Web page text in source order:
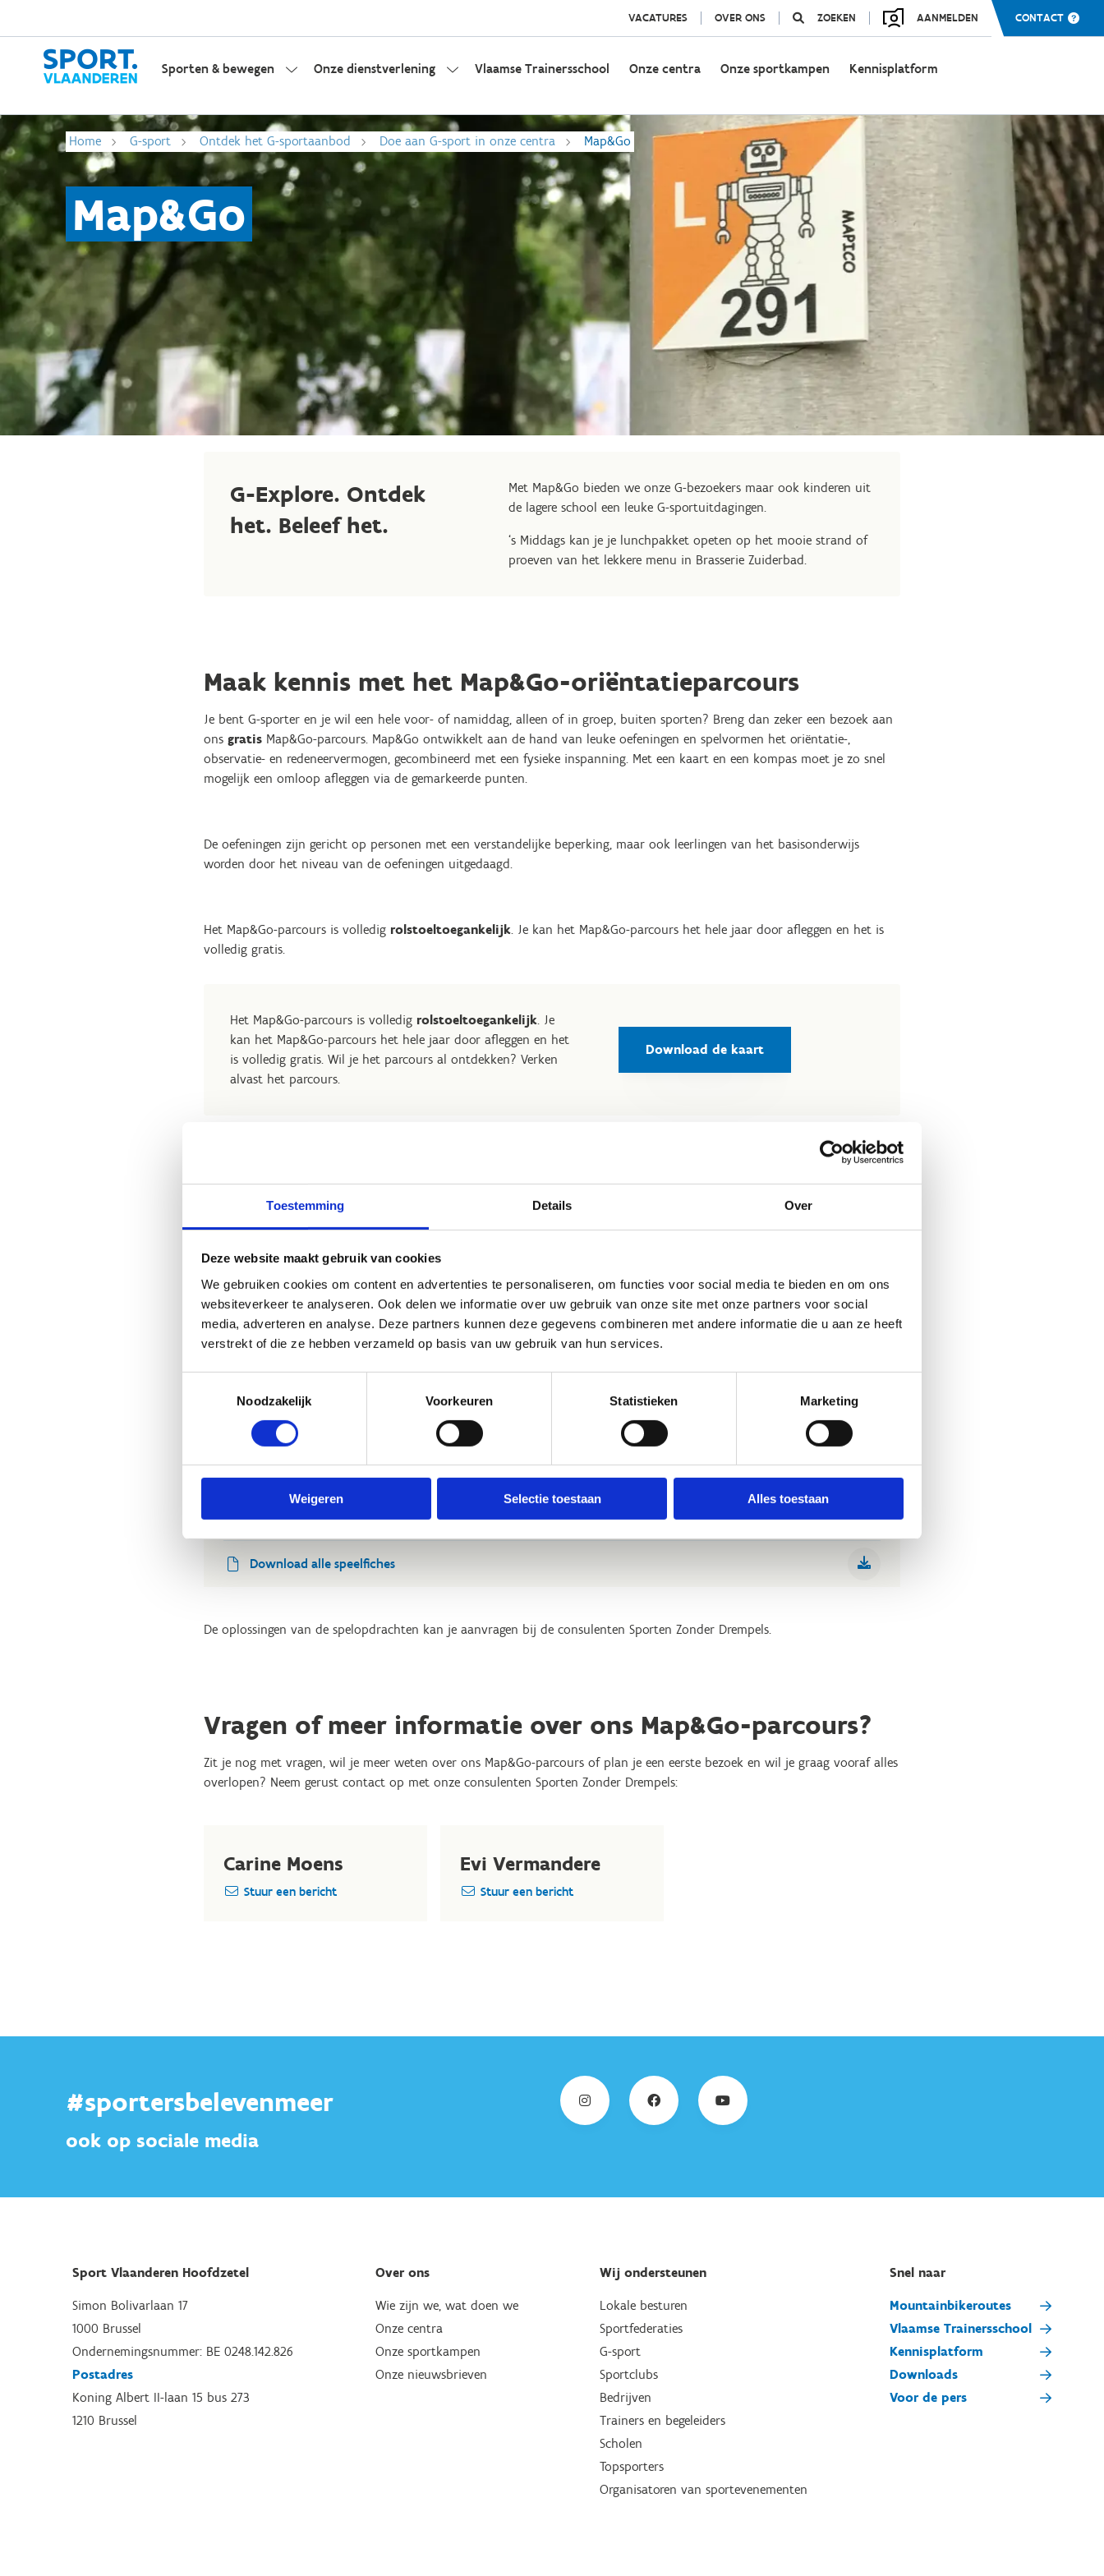
Toestemming Details Over
Deze website maakt gebruik van cookies
We gebruiken cookies om content en advertenties te personaliseren, om functies voor social media te bieden en om ons
websiteverkeer te analyseren. Ook delen we informatie over uw gebruik van onze site met onze partners voor social
media, adverteren en analyse. Deze partners kunnen deze gegevens combineren met andere informatie die u aan ze heeft
verstrekt of die ze hebben verzameld op basis van uw gebruik van hun services.
Noodzakelijk
Voorkeuren Statistieken Marketing
Weigeren Selectie toestaan Alles toestaan
VACATURES OVER ONS ZOEKEN AANMELDEN CONTACT
Sporten & bewegen Onze dienstverlening Vlaamse Trainersschool Onze centra Onze sportkampen Kennisplatform
Home G-sport Ontdek het G-sportaanbod Doe aan G-sport in onze centra Map&Go
Map&Go
G-Explore. Ontdek
het. Beleef het.
Met Map&Go bieden we onze G-bezoekers maar ook kinderen uit
de lagere school een leuke G-sportuitdagingen.
‘s Middags kan je je lunchpakket opeten op het mooie strand of
proeven van het lekkere menu in Brasserie Zuiderbad.
Maak kennis met het Map&Go-oriëntatieparcours
Je bent G-sporter en je wil een hele voor- of namiddag, alleen of in groep, buiten sporten? Breng dan zeker een bezoek aan
ons gratis Map&Go-parcours. Map&Go ontwikkelt aan de hand van leuke oefeningen en spelvormen het oriëntatie-,
observatie- en redeneervermogen, gecombineerd met een fysieke inspanning. Met een kaart en een kompas moet je zo snel
mogelijk een omloop afleggen via de gemarkeerde punten.
De oefeningen zijn gericht op personen met een verstandelijke beperking, maar ook leerlingen van het basisonderwijs
worden door het niveau van de oefeningen uitgedaagd.
Het Map&Go-parcours is volledig rolstoeltoegankelijk. Je kan het Map&Go-parcours het hele jaar door afleggen en het is
volledig gratis.
Het Map&Go-parcours is volledig rolstoeltoegankelijk. Je
kan het Map&Go-parcours het hele jaar door afleggen en het
is volledig gratis. Wil je het parcours al ontdekken? Verken
alvast het parcours.
Download de kaart
Hoe werkt het?
Download de handleiding van het Map&Go
parcours
Download de spelfiches - Boggle
Download de spelfiches - vier op een rij
Download alle speelfiches
De oplossingen van de spelopdrachten kan je aanvragen bij de consulenten Sporten Zonder Drempels.
Vragen of meer informatie over ons Map&Go-parcours?
Zit je nog met vragen, wil je meer weten over ons Map&Go-parcours of plan je een eerste bezoek en wil je graag vooraf alles
overlopen? Neem gerust contact op met onze consulenten Sporten Zonder Drempels:
Carine Moens
Stuur een bericht
Evi Vermandere
Stuur een bericht
#sportersbelevenmeer
ook op sociale media
Sport Vlaanderen Hoofdzetel
Simon Bolivarlaan 17
1000 Brussel
Ondernemingsnummer: BE 0248.142.826
Postadres
Koning Albert II-laan 15 bus 273
1210 Brussel
Over ons
Wie zijn we, wat doen we
Onze centra
Onze sportkampen
Onze nieuwsbrieven
Wij ondersteunen
Lokale besturen
Sportfederaties
G-sport
Sportclubs
Bedrijven
Trainers en begeleiders
Scholen
Topsporters
Organisatoren van sportevenementen
Snel naar
Mountainbikeroutes
Vlaamse Trainersschool
Kennisplatform
Downloads
Voor de pers